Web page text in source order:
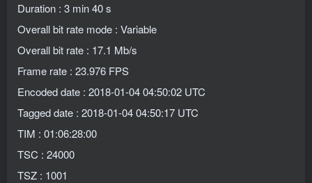
Duration : 3 min 40 s
Overall bit rate mode : Variable
Overall bit rate : 17.1 Mb/s
Frame rate : 23.976 FPS
Encoded date : 2018-01-04 04:50:02 UTC
Tagged date : 2018-01-04 04:50:17 UTC
TIM : 01:06:28:00
TSC : 24000
TSZ : 1001